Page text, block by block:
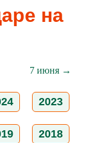
на
7 июня →
2023
2018